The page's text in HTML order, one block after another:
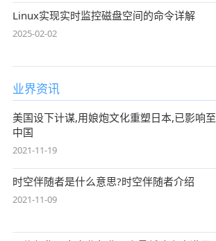
Linux实现实时监控磁盘空间的命令详解
2025-02-02
业界资讯
美国设下计谋,用娘炮文化重塑日本,已影响至
中国
2021-11-19
时空伴随者是什么意思?时空伴随者介绍
2021-11-09